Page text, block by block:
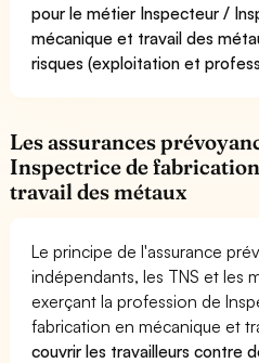
pour le métier Inspecteur /
mécanique et travail des
risques (exploitation et
Les assurances
Inspectrice de
travail des métaux
Le principe de l'assurance
indépendants, les TNS et les
exerçant la profession de
fabrication en mécanique et
couvrir les travailleurs contre